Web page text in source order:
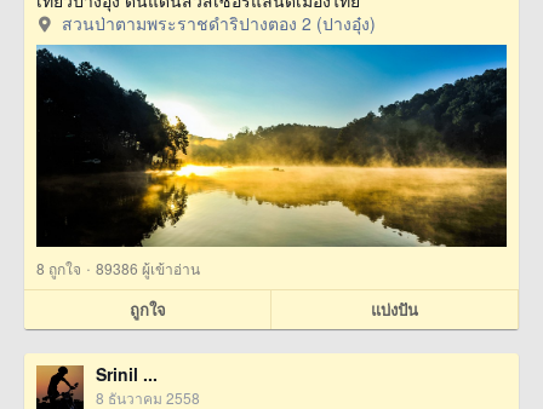
สวนป่าตามพระราชดำริปางตอง 2 (ปางอุ๋ง)
8 ถูกใจ · 89386 ผู้เข้าอ่าน
ถูกใจ แบ่งปัน
Srinil ...
8 ธันวาคม 2558